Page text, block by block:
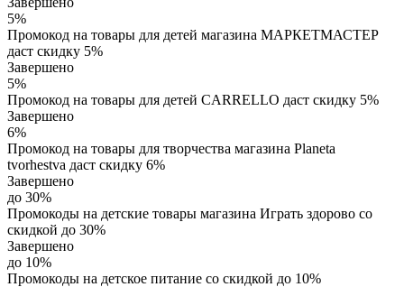
5%
Промокод на товары для детей магазина МАРКЕТМАСТЕР
даст скидку 5%
Завершено
5%
Промокод на товары для детей CARRELLO даст скидку 5%
Завершено
6%
Промокод на товары для творчества магазина Planeta
tvorhestva даст скидку 6%
Завершено
до 30%
Промокоды на детские товары магазина Играть здорово со
скидкой до 30%
Завершено
до 10%
Промокоды на детское питание со скидкой до 10%